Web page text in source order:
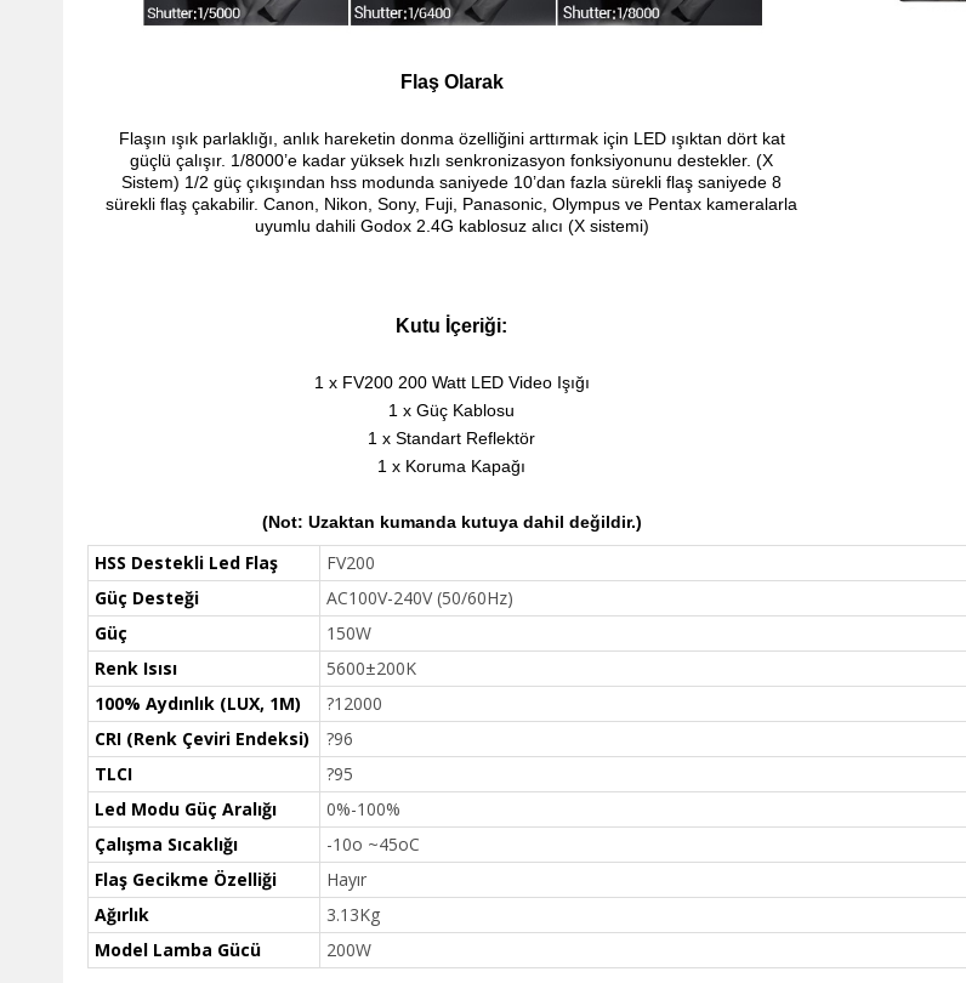
Flaş Olarak
Flaşın ışık parlaklığı, anlık hareketin donma özelliğini arttırmak için LED ışıktan dört kat
güçlü çalışır. 1/8000’e kadar yüksek hızlı senkronizasyon fonksiyonunu destekler. (X
Sistem) 1/2 güç çıkışından hss modunda saniyede 10’dan fazla sürekli flaş saniyede 8
sürekli flaş çakabilir. Canon, Nikon, Sony, Fuji, Panasonic, Olympus ve Pentax kameralarla
uyumlu dahili Godox 2.4G kablosuz alıcı (X sistemi)
Kutu İçeriği:
1 x FV200 200 Watt LED Video Işığı
1 x Güç Kablosu
1 x Standart Reflektör
1 x Koruma Kapağı
(Not: Uzaktan kumanda kutuya dahil değildir.)
HSS Destekli Led Flaş
FV200
Güç Desteği
AC100V-240V (50/60Hz)
Güç
150W
Renk Isısı
5600±200K
100% Aydınlık (LUX, 1M)
?12000
CRI (Renk Çeviri Endeksi)
?96
TLCI
?95
Led Modu Güç Aralığı
0%-100%
Çalışma Sıcaklığı
-10o ~45oC
Flaş Gecikme Özelliği
Hayır
Ağırlık
3.13Kg
Model Lamba Gücü
200W